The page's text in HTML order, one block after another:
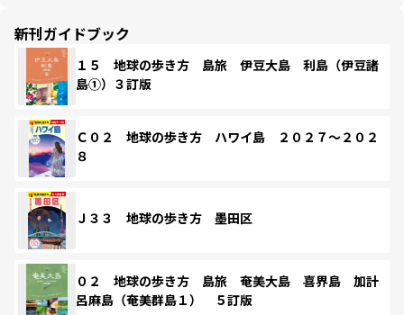
新刊ガイドブック
１５ 地球の歩き方 島旅 伊豆大島 利島（伊豆諸
島①）３訂版
Ｃ０２ 地球の歩き方 ハワイ島 ２０２７～２０２
８
Ｊ３３ 地球の歩き方 墨田区
０２ 地球の歩き方 島旅 奄美大島 喜界島 加計
呂麻島（奄美群島１） ５訂版